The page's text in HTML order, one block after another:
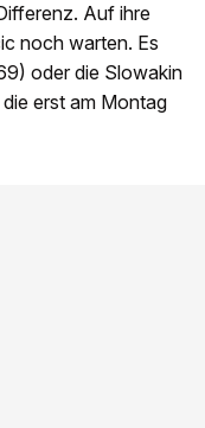
Auf ihre
noch warten. Es
oder die Slowakin
erst am Montag